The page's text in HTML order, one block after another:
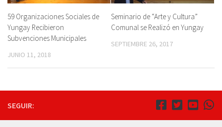
59 Organizaciones Sociales de
Yungay Recibieron
Subvenciones Municipales
JUNIO 11, 2018
Seminario de “Arte y Cultura”
Comunal se Realizó en Yungay
SEPTIEMBRE 26, 2017
SEGUIR: